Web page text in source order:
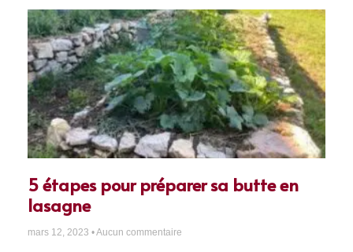
5 étapes pour préparer sa butte en
lasagne
mars 12, 2023 Aucun commentaire